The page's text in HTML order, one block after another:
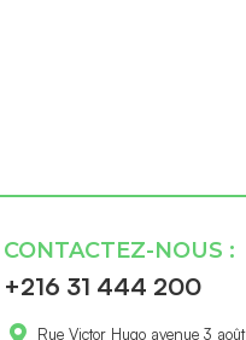
CONTACTEZ-NOUS :
+216 31 444 200
Rue Victor Hugo avenue 3 août